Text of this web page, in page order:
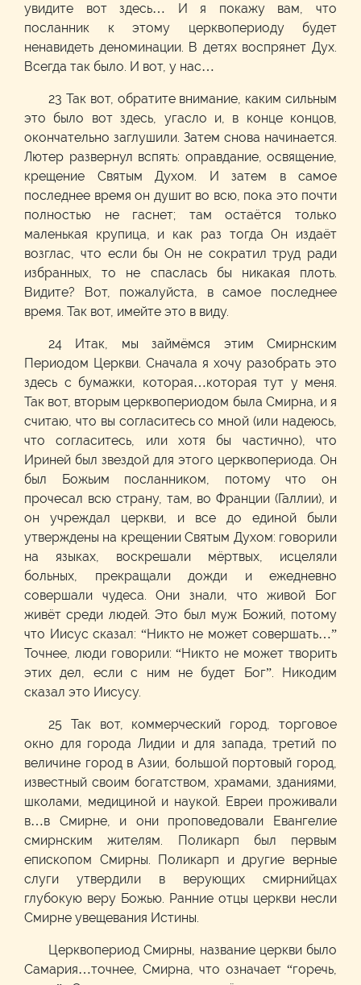
увидите вот здесь… И я покажу вам, что
посланник к этому церквопериоду будет
ненавидеть деноминации. В детях воспрянет Дух.
Всегда так было. И вот, у нас…
23 Так вот, обратите внимание, каким сильным
это было вот здесь, угасло и, в конце концов,
окончательно заглушили. Затем снова начинается.
Лютер развернул вспять: оправдание, освящение,
крещение Святым Духом. И затем в самое
последнее время он душит во всю, пока это почти
полностью не гаснет; там остаётся только
маленькая крупица, и как раз тогда Он издаёт
возглас, что если бы Он не сократил труд ради
избранных, то не спаслась бы никакая плоть.
Видите? Вот, пожалуйста, в самое последнее
время. Так вот, имейте это в виду.
24 Итак, мы займёмся этим Смирнским
Периодом Церкви. Сначала я хочу разобрать это
здесь с бумажки, которая…которая тут у меня.
Так вот, вторым церквопериодом была Смирна, и я
считаю, что вы согласитесь со мной (или надеюсь,
что согласитесь, или хотя бы частично), что
Ириней был звездой для этого церквопериода. Он
был Божьим посланником, потому что он
прочесал всю страну, там, во Франции (Галлии), и
он учреждал церкви, и все до единой были
утверждены на крещении Святым Духом: говорили
на языках, воскрешали мёртвых, исцеляли
больных, прекращали дожди и ежедневно
совершали чудеса. Они знали, что живой Бог
живёт среди людей. Это был муж Божий, потому
что Иисус сказал: “Никто не может совершать…”
Точнее, люди говорили: “Никто не может творить
этих дел, если с ним не будет Бог”. Никодим
сказал это Иисусу.
25 Так вот, коммерческий город, торговое
окно для города Лидии и для запада, третий по
величине город в Азии, большой портовый город,
известный своим богатством, храмами, зданиями,
школами, медициной и наукой. Евреи проживали
в…в Смирне, и они проповедовали Евангелие
смирнским жителям. Поликарп был первым
епископом Смирны. Поликарп и другие верные
слуги утвердили в верующих смирнийцах
глубокую веру Божью. Ранние отцы церкви несли
Смирне увещевания Истины.
Церквопериод Смирны, название церкви было
Самария…точнее, Смирна, что означает “горечь,